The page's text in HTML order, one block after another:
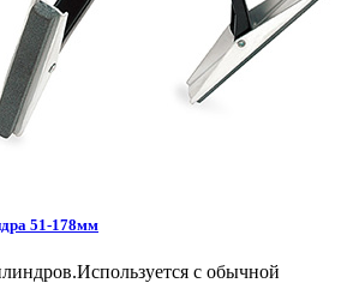
51-178мм
с обычной